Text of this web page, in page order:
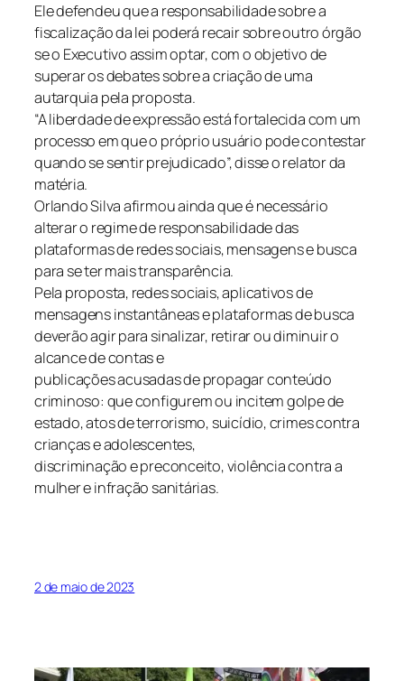
Ele defendeu que a responsabilidade sobre a
fiscalização da lei poderá recair sobre outro órgão
se o Executivo assim optar, com o objetivo de
superar os debates sobre a criação de uma
autarquia pela proposta.
“A liberdade de expressão está fortalecida com um
processo em que o próprio usuário pode contestar
quando se sentir prejudicado”, disse o relator da
matéria.
Orlando Silva afirmou ainda que é necessário
alterar o regime de responsabilidade das
plataformas de redes sociais, mensagens e busca
para se ter mais transparência.
Pela proposta, redes sociais, aplicativos de
mensagens instantâneas e plataformas de busca
deverão agir para sinalizar, retirar ou diminuir o
alcance de contas e
publicações acusadas de propagar conteúdo
criminoso: que configurem ou incitem golpe de
estado, atos de terrorismo, suicídio, crimes contra
crianças e adolescentes,
discriminação e preconceito, violência contra a
mulher e infração sanitárias.
2 de maio de 2023